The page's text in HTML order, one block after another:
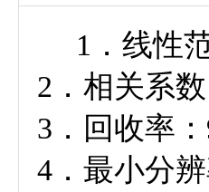
1．线性范
2．相关系
3．回收率
4．最小分